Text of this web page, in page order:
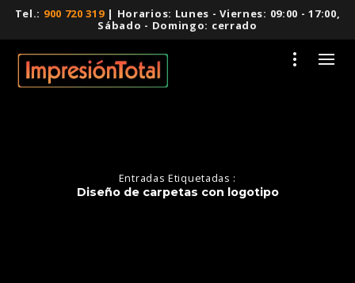
Tel.: 900 720 319| Horarios: Lunes - Viernes: 09:00 - 17:00,
Sábado - Domingo: cerrado
Entradas Etiquetadas :
Diseño de carpetas con logotipo